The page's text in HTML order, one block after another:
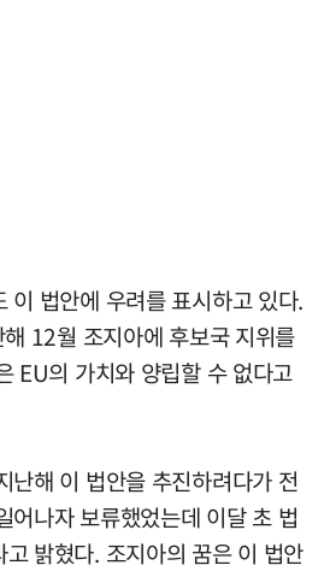
이 법안에 우려를 표시하고 있다.
12월 조지아에 후보국 지위를
EU의 가치와 양립할 수 없다고
난해 이 법안을 추진하려다가 전
어나자 보류했었는데 이달 초 법
밝혔다. 조지아의 꿈은 이 법안